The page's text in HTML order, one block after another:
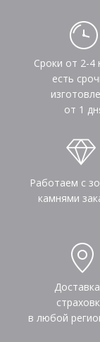
Сроки от 2-4
есть
от 1
Работаем с
камнями
в любой